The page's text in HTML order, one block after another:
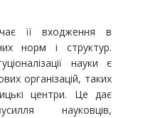
її входження в
норм і структур.
науки є
організацій, таких
центри. Це дає
науковців,